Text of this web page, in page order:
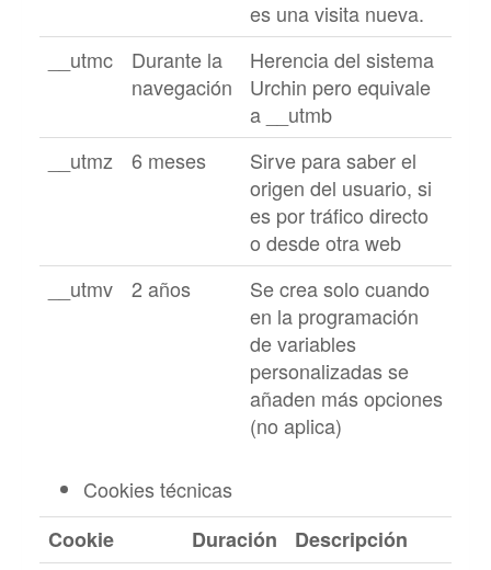
es una visita nueva.
__utmc
Durante la
navegación
Herencia del sistema
Urchin pero equivale
a __utmb
__utmz
6 meses
Sirve para saber el
origen del usuario, si
es por tráfico directo
o desde otra web
__utmv
2 años
Se crea solo cuando
en la programación
de variables
personalizadas se
añaden más opciones
(no aplica)
Cookies técnicas
Cookie
Duración
Descripción